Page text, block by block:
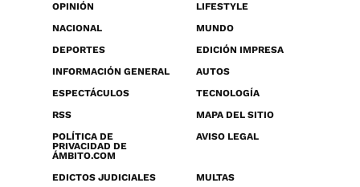
OPINIÓN
LIFESTYLE
NACIONAL
MUNDO
DEPORTES
EDICIÓN IMPRESA
INFORMACIÓN GENERAL
AUTOS
ESPECTÁCULOS
TECNOLOGÍA
RSS
MAPA DEL SITIO
POLÍTICA DE
PRIVACIDAD DE
ÁMBITO.COM
AVISO LEGAL
EDICTOS JUDICIALES MULTAS